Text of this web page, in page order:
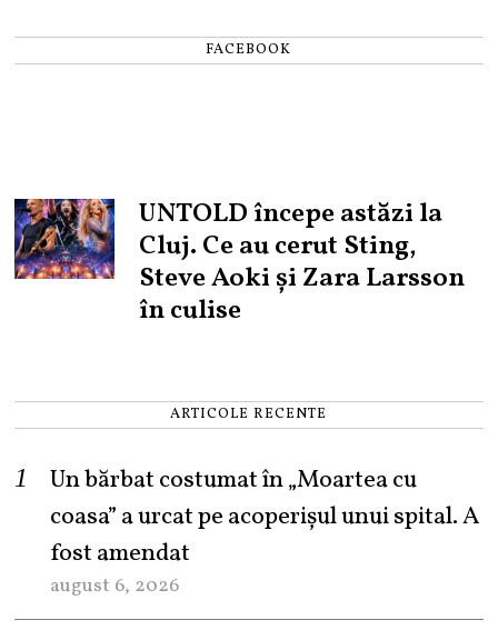
FACEBOOK
UNTOLD începe astăzi la
Cluj. Ce au cerut Sting,
Steve Aoki și Zara Larsson
în culise
ARTICOLE RECENTE
Un bărbat costumat în „Moartea cu
coasa” a urcat pe acoperișul unui spital. A
fost amendat
august 6, 2026